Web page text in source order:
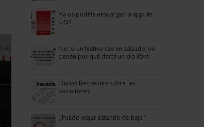
Ya os podéis descargar la app de
USO
No: si un festivo cae en sábado, no
tienen por qué darte un día libre
Dudas frecuentes sobre las
vacaciones
¿Puedo viajar estando de baja?